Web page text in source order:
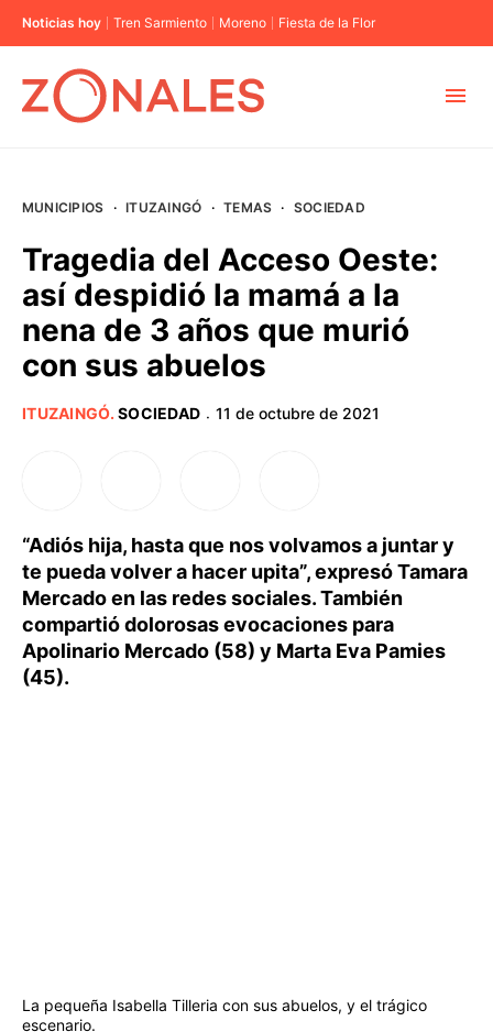
Noticias hoy Tren Sarmiento Moreno Fiesta de la Flor
BUENOS AIRES
PROVINCIAS
MUNICIPIOS · ITUZAINGÓ · TEMAS · SOCIEDAD
Tragedia del Acceso Oeste:
así despidió la mamá a la
nena de 3 años que murió
con sus abuelos
ITUZAINGÓ.SOCIEDAD · 11 de octubre de 2021
“Adiós hija, hasta que nos volvamos a juntar y
te pueda volver a hacer upita”, expresó Tamara
Mercado en las redes sociales. También
compartió dolorosas evocaciones para
Apolinario Mercado (58) y Marta Eva Pamies
(45).
La pequeña Isabella Tilleria con sus abuelos, y el trágico
escenario.